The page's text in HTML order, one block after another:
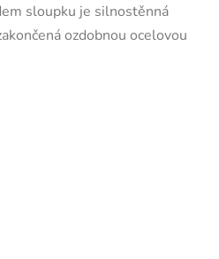
sloupku je silnostěnná
ozdobnou ocelovou